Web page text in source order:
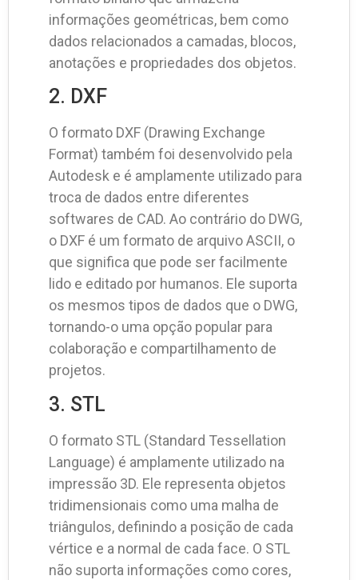
informações geométricas, bem como
dados relacionados a camadas, blocos,
anotações e propriedades dos objetos.
2. DXF
O formato DXF (Drawing Exchange
Format) também foi desenvolvido pela
Autodesk e é amplamente utilizado para
troca de dados entre diferentes
softwares de CAD. Ao contrário do DWG,
o DXF é um formato de arquivo ASCII, o
que significa que pode ser facilmente
lido e editado por humanos. Ele suporta
os mesmos tipos de dados que o DWG,
tornando-o uma opção popular para
colaboração e compartilhamento de
projetos.
3. STL
O formato STL (Standard Tessellation
Language) é amplamente utilizado na
impressão 3D. Ele representa objetos
tridimensionais como uma malha de
triângulos, definindo a posição de cada
vértice e a normal de cada face. O STL
não suporta informações como cores,